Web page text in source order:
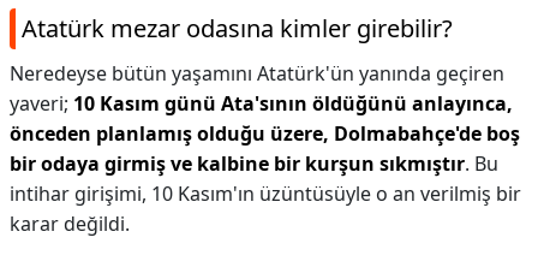
Atatürk mezar odasına kimler girebilir?
Neredeyse bütün yaşamını Atatürk'ün yanında geçiren
yaveri; 10 Kasım günü Ata'sının öldüğünü anlayınca,
önceden planlamış olduğu üzere, Dolmabahçe'de boş
bir odaya girmiş ve kalbine bir kurşun sıkmıştır. Bu
intihar girişimi, 10 Kasım'ın üzüntüsüyle o an verilmiş bir
karar değildi.